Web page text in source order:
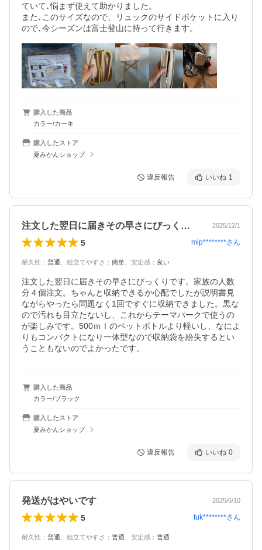
ていて､悩まず使えて助かりました。
また､このサイズなので、リュックのサイドポケットに入り
購入した商品
カラー/カーキ
購入したストア
夏みかんショップ
違反報告 いいね 1
注文した翌日に届きその早さにびっくりで… 2025/12/1
5 mip********さん
耐久性 ： 普通 組立てやすさ ： 簡単 安定感 ： 良い
注文した翌日に届きその早さにびっくりです。家族の人数
分４個注文。ちゃんと収納できるか心配でしたが説明書見
ながらやったら問題なく1回ですぐに収納できました。黒な
ので汚れも目立たないし、これからテーマパークで使うの
が楽しみです。500ｍｌのペットボトルより軽いし、なによ
りもコンパクトになり一体型なので収納袋を紛失するとい
うこともないのでよかったです。
購入した商品
カラー/ブラック
購入したストア
夏みかんショップ
違反報告 いいね 0
発送がはやいです 2025/6/10
5 tuk********さん
耐久性 ： 普通 組立てやすさ ： 普通 安定感 ： 普通